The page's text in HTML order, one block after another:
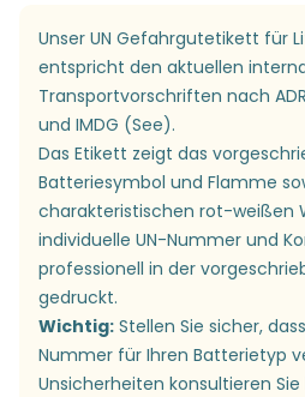
Unser UN Gefahrgutetikett für
entspricht den aktuellen
Transportvorschriften nach
und IMDG (See).
Das Etikett zeigt das
Batteriesymbol und Flamme
charakteristischen rot-weißen
individuelle UN-Nummer und
professionell in der
gedruckt.
Wichtig: Stellen Sie sicher,
Nummer für Ihren Batterietyp
Unsicherheiten konsultieren